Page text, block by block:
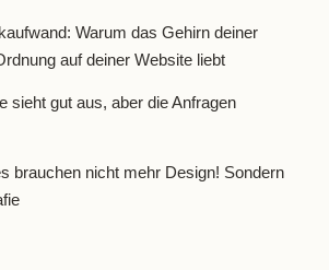
Warum das Gehirn deiner
auf deiner Website liebt
sieht gut aus, aber die Anfragen
brauchen nicht mehr Design! Sondern